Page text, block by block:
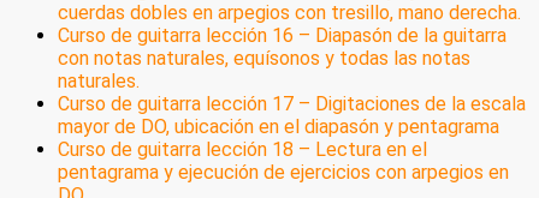
cuerdas dobles en arpegios con tresillo, mano derecha.
Curso de guitarra lección 16 – Diapasón de la guitarra
con notas naturales, equísonos y todas las notas
naturales.
Curso de guitarra lección 17 – Digitaciones de la escala
mayor de DO, ubicación en el diapasón y pentagrama
Curso de guitarra lección 18 – Lectura en el
pentagrama y ejecución de ejercicios con arpegios en